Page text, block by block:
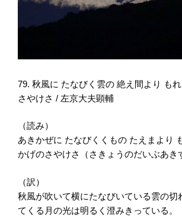
79. 秋風に たなびく雲の 絶え間より も
さやけさ / 左京大夫顕輔
（読み）
あきかぜに たなびくくもの たえまより
かげのさやけさ（さきょうのだいぶあき
（訳）
秋風が吹いて横にたなびいている雲の切
てくる月の光は明るく澄みきっている。